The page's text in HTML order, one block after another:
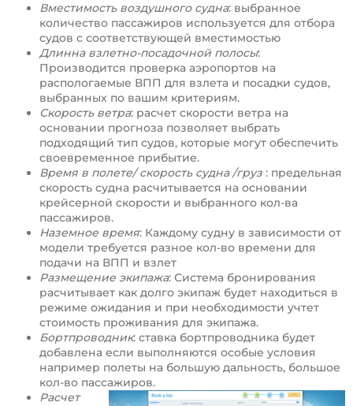
Вместимость воздушного судна: выбранное
количество пассажиров используется для отбора
судов с соответствующей вместимостью
Длинна взлетно-посадочной полосы:
Производится проверка аэропортов на
распологаемые ВПП для взлета и посадки судов,
выбранных по вашим критериям.
Скорость ветра: расчет скорости ветра на
основании прогноза позволяет выбрать
подходящий тип судов, которые могут обеспечить
своевременное прибытие.
Время в полете/ скорость судна /груз : предельная
скорость судна расчитывается на основании
крейсерной скорости и выбранного кол-ва
пассажиров.
Наземное время: Каждому судну в зависимости от
модели требуется разное кол-во времени для
подачи на ВПП и взлет
Размещение экипажа: Система бронирования
расчитывает как долго экипаж будет находиться в
режиме ожидания и при необходимости учтет
стоимость проживания для экипажа.
Бортпроводник: ставка бортпроводника будет
добавлена если выполняются особые условия
например полеты на большую дальность, большое
кол-во пассажиров.
Расчет